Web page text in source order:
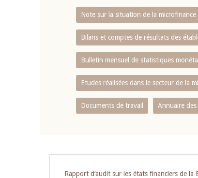
Note sur la situation de la microfinance
Bilans et comptes de résultats des
Bulletin mensuel de statistiques
Etudes réalisées dans le secteur de la
Documents de travail Annuaire
Rapport d‘audit sur les états financiers de la